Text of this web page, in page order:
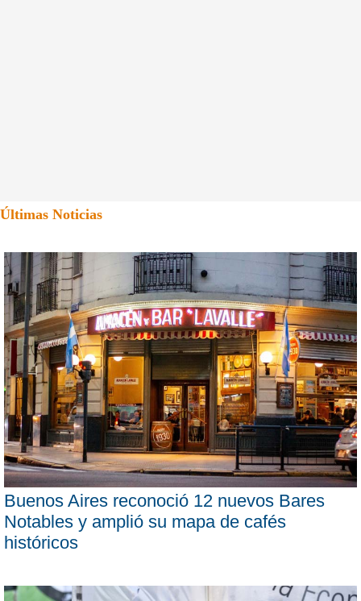
Últimas Noticias
Buenos Aires reconoció 12 nuevos Bares
Notables y amplió su mapa de cafés
históricos